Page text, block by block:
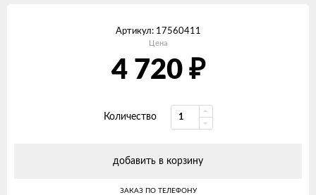
Артикул: 17560411
Цена
4 720 ₽
Количество
добавить в корзину
ЗАКАЗ ПО ТЕЛЕФОНУ